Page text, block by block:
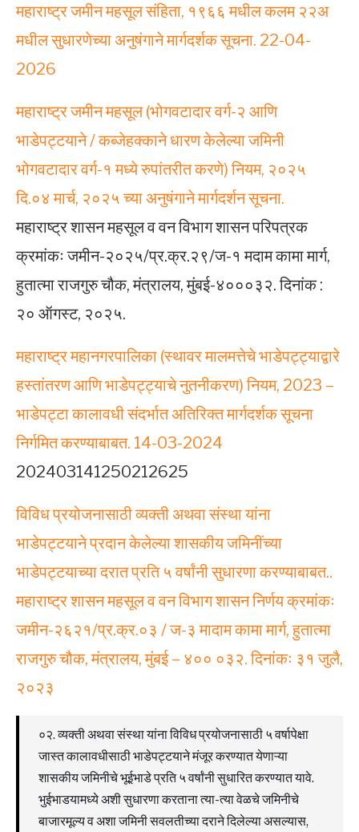
महाराष्ट्र जमीन महसूल संहिता, १९६६ मधील कलम २२अ
मधील सुधारणेच्या अनुषंगाने मार्गदर्शक सूचना. 22-04-
2026
महाराष्ट्र जमीन महसूल (भोगवटादार वर्ग-२ आणि
भाडेपट्टयाने / कब्जेहक्काने धारण केलेल्या जमिनी
भोगवटादार वर्ग-१ मध्ये रुपांतरीत करणे) नियम, २०२५
दि.०४ मार्च, २०२५ च्या अनुषंगाने मार्गदर्शन सूचना.
महाराष्ट्र शासन महसूल व वन विभाग शासन परिपत्रक
क्रमांकः जमीन-२०२५/प्र.क्र.२९/ज-१ मदाम कामा मार्ग,
हुतात्मा राजगुरु चौक, मंत्रालय, मुंबई-४०००३२. दिनांक :
२० ऑगस्ट, २०२५.
महाराष्ट्र महानगरपालिका (स्थावर मालमत्तेचे भाडेपट्ट्याद्वारे
हस्तांतरण आणि भाडेपट्ट्याचे नुतनीकरण) नियम, 2023 –
भाडेपट्टा कालावधी संदर्भात अतिरिक्त मार्गदर्शक सूचना
निर्गमित करण्याबाबत. 14-03-2024
202403141250212625
विविध प्रयोजनासाठी व्यक्ती अथवा संस्था यांना
भाडेपट्टयाने प्रदान केलेल्या शासकीय जमिनींच्या
भाडेपट्टयाच्या दरात प्रति ५ वर्षांनी सुधारणा करण्याबाबत..
महाराष्ट्र शासन महसूल व वन विभाग शासन निर्णय क्रमांकः
जमीन-२६२१/प्र.क्र.०३ / ज-३ मादाम कामा मार्ग, हुतात्मा
राजगुरु चौक, मंत्रालय, मुंबई – ४०० ०३२. दिनांकः ३१ जुलै,
२०२३
०२. व्यक्ती अथवा संस्था यांना विविध प्रयोजनासाठी ५ वर्षापेक्षा
जास्त कालावधीसाठी भाडेपट्टयाने मंजूर करण्यात येणाऱ्या
शासकीय जमिनीचे भूईभाडे प्रति ५ वर्षांनी सुधारित करण्यात यावे.
भुईभाडयामध्ये अशी सुधारणा करताना त्या-त्या वेळचे जमिनीचे
बाजारमूल्य व अशा जमिनी सवलतीच्या दराने दिलेल्या असल्यास,